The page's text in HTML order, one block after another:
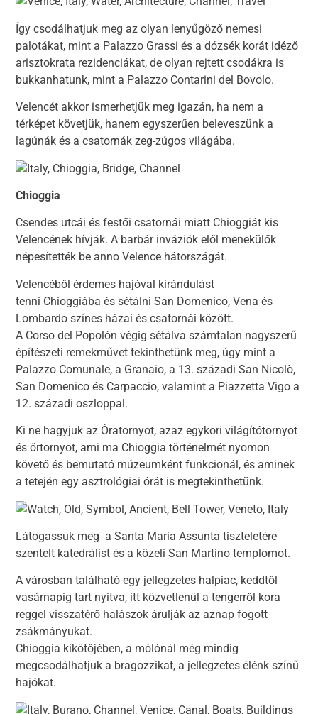
Így csodálhatjuk meg az olyan lenyűgöző nemesi
palotákat, mint a Palazzo Grassi és a dózsék korát idéző
arisztokrata rezidenciákat, de olyan rejtett csodákra is
bukkanhatunk, mint a Palazzo Contarini del Bovolo.
Velencét akkor ismerhetjük meg igazán, ha nem a
térképet követjük, hanem egyszerűen beleveszünk a
lagúnák és a csatornák zeg-zúgos világába.
Chioggia
Csendes utcái és festői csatornái miatt Chioggiát kis
Velencének hívják. A barbár inváziók elől menekülők
népesítették be anno Velence hátországát.
Velencéből érdemes hajóval kirándulást
tenni Chioggiába és sétálni San Domenico, Vena és
Lombardo színes házai és csatornái között.
A Corso del Popolón végig sétálva számtalan nagyszerű
építészeti remekművet tekinthetünk meg, úgy mint a
Palazzo Comunale, a Granaio, a 13. századi San Nicolò,
San Domenico és Carpaccio, valamint a Piazzetta Vigo a
12. századi oszloppal.
Ki ne hagyjuk az Óratornyot, azaz egykori világítótornyot
és őrtornyot, ami ma Chioggia történelmét nyomon
követő és bemutató múzeumként funkcionál, és aminek
a tetején egy asztrológiai órát is megtekinthetünk.
Látogassuk meg a Santa Maria Assunta tiszteletére
szentelt katedrálist és a közeli San Martino templomot.
A városban található egy jellegzetes halpiac, keddtől
vasárnapig tart nyitva, itt közvetlenül a tengerről kora
reggel visszatérő halászok árulják az aznap fogott
zsákmányukat.
Chioggia kikötőjében, a mólónál még mindig
megcsodálhatjuk a bragozzikat, a jellegzetes élénk színű
hajókat.